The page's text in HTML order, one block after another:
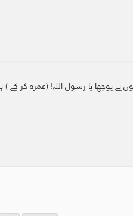
پوچھا یا رسول اللہ! (عمرہ کر کے )